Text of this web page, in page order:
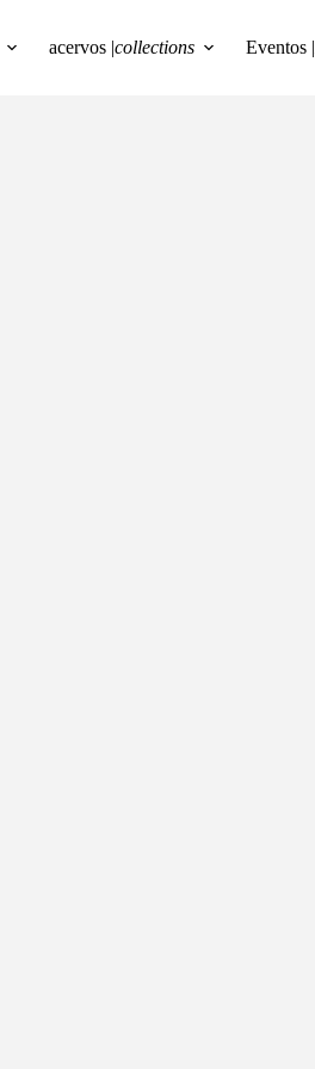
acervos |collections Eventos |